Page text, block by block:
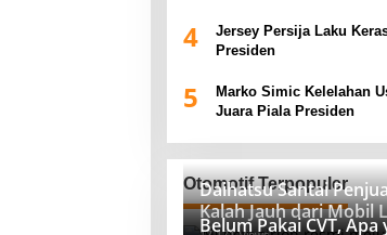
4
Jersey Persija Laku
Presiden
5
Marko Simic Kelelahan
Juara Piala Presiden
Otomotif Terpopuler
Daihatsu Santai
Kalah Jauh dari Mobil
Belum Pakai CVT,